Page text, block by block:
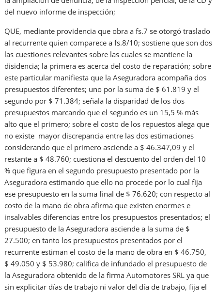
del nuevo informe de inspección;
QUE, mediante providencia que obra a fs.7 se otorgó traslado
al recurrente quien comparece a fs.8/10; sostiene que son dos
las cuestiones relevantes sobre las cuales se mantiene la
disidencia; la primera es acerca del costo de reparación; sobre
este particular manifiesta que la Aseguradora acompaña dos
presupuestos diferentes; uno por la suma de $ 61.819 y el
segundo por $ 71.384; señala la disparidad de los dos
presupuestos marcando que el segundo es un 15,5 % más
alto que el primero; sobre el costo de los repuestos alega que
no existe mayor discrepancia entre las dos estimaciones
considerando que el primero asciende a $ 46.347,09 y el
restante a $ 48.760; cuestiona el descuento del orden del 10
% que figura en el segundo presupuesto presentado por la
Aseguradora estimando que ello no procede por lo cual fija
ese presupuesto en la suma final de $ 76.620; con respecto al
costo de la mano de obra afirma que existen enormes e
insalvables diferencias entre los presupuestos presentados; el
presupuesto de la Aseguradora asciende a la suma de $
27.500; en tanto los presupuestos presentados por el
recurrente estiman el costo de la mano de obra en $ 46.750,
$ 49.050 y $ 53.980; califica de infundado el presupuesto de
la Aseguradora obtenido de la firma Automotores SRL ya que
sin explicitar días de trabajo ni valor del día de trabajo, fija el